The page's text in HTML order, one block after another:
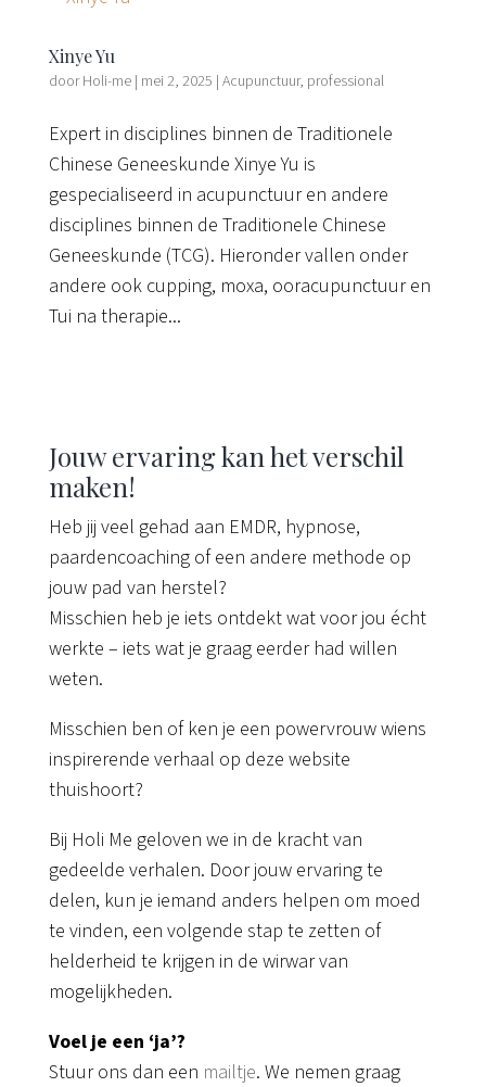
Xinye Yu
doorHoli-me| mei 2, 2025 | Acupunctuur, professional
Expert in disciplines binnen de Traditionele
Chinese Geneeskunde Xinye Yu is
gespecialiseerd in acupunctuur en andere
disciplines binnen de Traditionele Chinese
Geneeskunde (TCG). Hieronder vallen onder
andere ook cupping, moxa, ooracupunctuur en
Tui na therapie...
Jouw ervaring kan het verschil
maken!
Heb jij veel gehad aan EMDR, hypnose,
paardencoaching of een andere methode op
jouw pad van herstel?
Misschien heb je iets ontdekt wat voor jou écht
werkte – iets wat je graag eerder had willen
weten.
Misschien ben of ken je een powervrouw wiens
inspirerende verhaal op deze website
thuishoort?
Bij Holi Me geloven we in de kracht van
gedeelde verhalen. Door jouw ervaring te
delen, kun je iemand anders helpen om moed
te vinden, een volgende stap te zetten of
helderheid te krijgen in de wirwar van
mogelijkheden.
Voel je een ‘ja’?
Stuur ons dan een mailtje. We nemen graag